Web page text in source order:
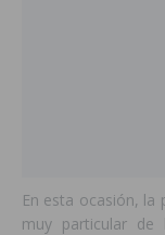
En esta ocasión, la
muy particular de